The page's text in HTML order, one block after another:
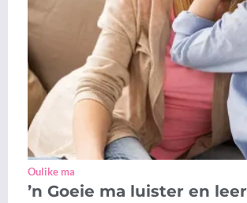
Oulike ma
’n Goeie ma luister en leer